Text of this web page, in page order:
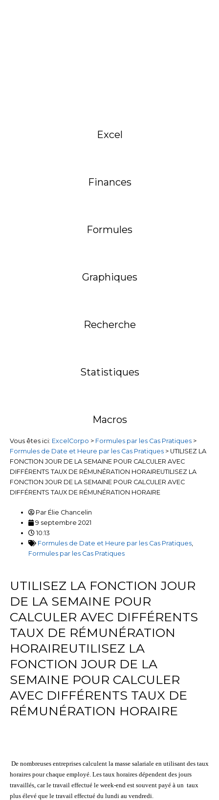
Excel
Finances
Formules
Graphiques
Recherche
Statistiques
Macros
Vous êtes ici: ExcelCorpo > Formules par les Cas Pratiques >
Formules de Date et Heure par les Cas Pratiques > UTILISEZ LA
FONCTION JOUR DE LA SEMAINE POUR CALCULER AVEC
DIFFÉRENTS TAUX DE RÉMUNÉRATION HORAIREUTILISEZ LA
FONCTION JOUR DE LA SEMAINE POUR CALCULER AVEC
DIFFÉRENTS TAUX DE RÉMUNÉRATION HORAIRE
Par Élie Chancelin
9 septembre 2021
10:13
Formules de Date et Heure par les Cas Pratiques,
Formules par les Cas Pratiques
UTILISEZ LA FONCTION JOUR
DE LA SEMAINE POUR
CALCULER AVEC DIFFÉRENTS
TAUX DE RÉMUNÉRATION
HORAIREUTILISEZ LA
FONCTION JOUR DE LA
SEMAINE POUR CALCULER
AVEC DIFFÉRENTS TAUX DE
RÉMUNÉRATION HORAIRE
De nombreuses entreprises calculent la masse salariale en utilisant des taux
horaires pour chaque employé. Les taux horaires dépendent des jours
travaillés, car le travail effectué le week-end est souvent payé à un taux
plus élevé que le travail effectué du lundi au vendredi.